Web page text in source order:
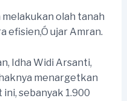
olah tanah
efisien,Ó ujar Amran.
Idha Widi Arsanti,
menargetkan
ini, sebanyak 1.900